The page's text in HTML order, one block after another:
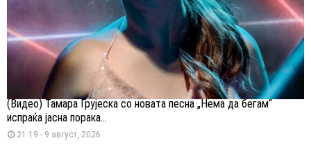
(Видео) Тамара Грујеска со новата песна „Нема да бегам“
испраќа јасна порака...
21:19 - 9 август, 2026